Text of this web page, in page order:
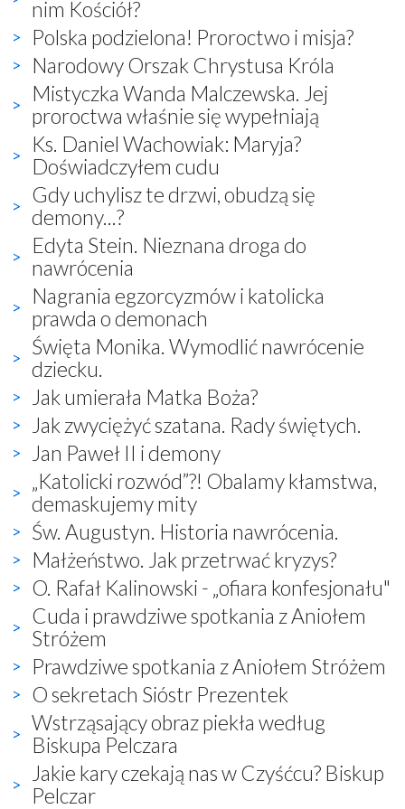
nim Kościół?
Polska podzielona! Proroctwo i misja?
Narodowy Orszak Chrystusa Króla
Mistyczka Wanda Malczewska. Jej
proroctwa właśnie się wypełniają
Ks. Daniel Wachowiak: Maryja?
Doświadczyłem cudu
Gdy uchylisz te drzwi, obudzą się
demony...?
Edyta Stein. Nieznana droga do
nawrócenia
Nagrania egzorcyzmów i katolicka
prawda o demonach
Święta Monika. Wymodlić nawrócenie
dziecku.
Jak umierała Matka Boża?
Jak zwyciężyć szatana. Rady świętych.
Jan Paweł II i demony
„Katolicki rozwód”?! Obalamy kłamstwa,
demaskujemy mity
Św. Augustyn. Historia nawrócenia.
Małżeństwo. Jak przetrwać kryzys?
O. Rafał Kalinowski - „ofiara konfesjonału"
Cuda i prawdziwe spotkania z Aniołem
Stróżem
Prawdziwe spotkania z Aniołem Stróżem
O sekretach Sióstr Prezentek
Wstrząsający obraz piekła według
Biskupa Pelczara
Jakie kary czekają nas w Czyśćcu? Biskup
Pelczar